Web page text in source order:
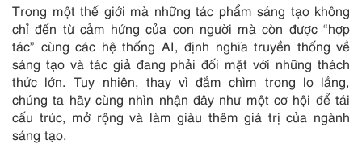
Trong một thế giới mà những tác phẩm sáng tạo không
chỉ đến từ cảm hứng của con người mà còn được “hợp
tác” cùng các hệ thống AI, định nghĩa truyền thống về
sáng tạo và tác giả đang phải đối mặt với những thách
thức lớn. Tuy nhiên, thay vì đắm chìm trong lo lắng,
chúng ta hãy cùng nhìn nhận đây như một cơ hội để tái
cấu trúc, mở rộng và làm giàu thêm giá trị của ngành
sáng tạo.